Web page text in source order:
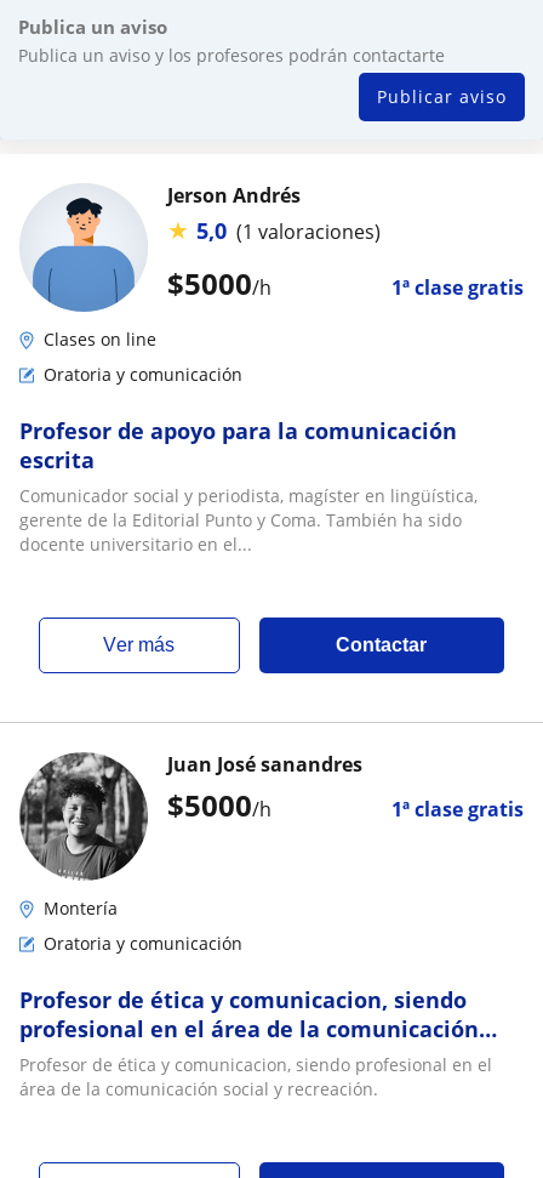
Publica un aviso
Publica un aviso y los profesores podrán contactarte
Publicar aviso
$5000/h 1ª clase gratis
Jerson Andrés
★ 5,0 (1 valoraciones)
Clases on line
Oratoria y comunicación
Profesor de apoyo para la comunicación
escrita
Comunicador social y periodista, magíster en lingüística,
gerente de la Editorial Punto y Coma. También ha sido
docente universitario en el...
ver más Contactar
$5000/h 1ª clase gratis
Juan José sanandres
Montería
Oratoria y comunicación
Profesor de ética y comunicacion, siendo
profesional en el área de la comunicación
social y recreación
Profesor de ética y comunicacion, siendo profesional en el
área de la comunicación social y recreación.